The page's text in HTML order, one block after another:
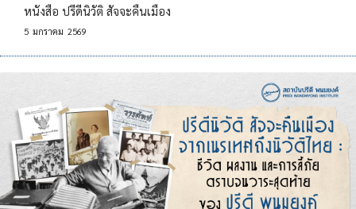
หนังสือ ปรีดีนิวัติ สัจจะคืนเมือง
5 มกราคม 2569